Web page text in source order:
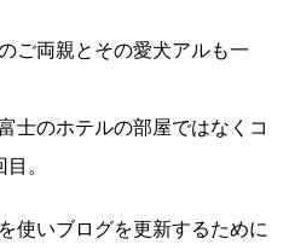
ご両親とその愛犬アルも一
士のホテルの部屋ではなくコ
。
使いブログを更新するために